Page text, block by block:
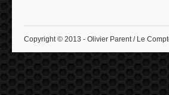
Copyright © 2013 - Olivier Parent / Le